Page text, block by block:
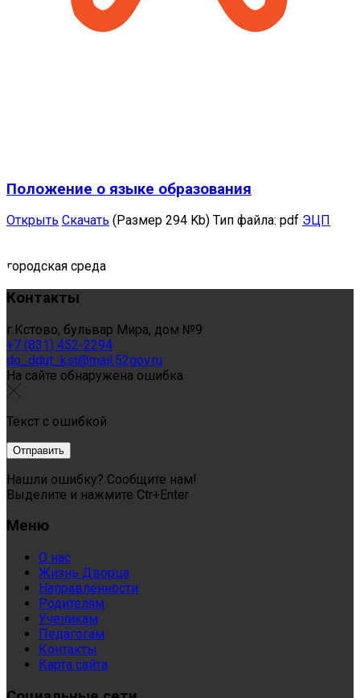
Положение о языке образования
Открыть Скачать (Размер 294 Kb) Тип файла: pdf ЭЦП
городская среда
Контакты
г.Кстово, бульвар Мира, дом №9
+7 (831) 452-2294
do_ddut_kst@mail.52gov.ru
На сайте обнаружена ошибка
Текст с ошибкой
Нашли ошибку? Сообщите нам!
Выделите и нажмите Ctr+Enter
Меню
О нас
Жизнь Дворца
Направленности
Родителям
Ученикам
Педагогам
Контакты
Карта сайта